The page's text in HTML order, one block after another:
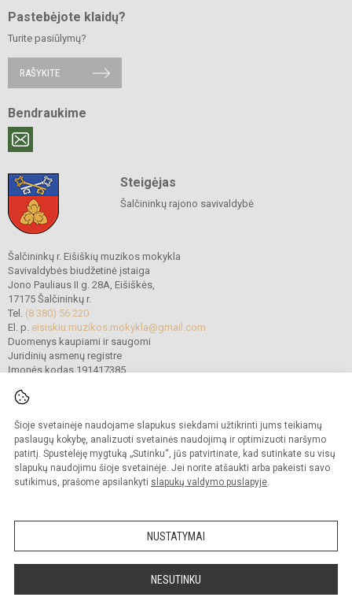
Šioje svetainėje naudojame slapukus siekdami užtikrinti jums teikiamų
paslaugų kokybę, analizuoti svetainės naudojimą ir optimizuoti naršymo
patirtį. Spustelėję mygtuką „Sutinku“, jūs patvirtinate, kad sutinkate su visų
slapukų naudojimu šioje svetainėje. Jei norite atšaukti arba pakeisti savo
sutikimus, prašome apsilankyti slapukų valdymo puslapyje.
NUSTATYMAI
NESUTINKU
Pastebėjote klaidų?
Turite pasiūlymų?
RAŠYKITE
Bendraukime
Steigėjas
Šalčininkų rajono savivaldybė
Šalčininkų r. Eišiškių muzikos mokykla
Savivaldybės biudžetinė įstaiga
Jono Pauliaus II g. 28A, Eišiškės,
17175 Šalčininkų r.
Tel. (8 380) 56 220
El. p. eisiskiu.muzikos.mokykla@gmail.com
Duomenys kaupiami ir saugomi
Juridinių asmenų registre
Įmonės kodas 191417385
© 2022. Šalčininkų r. Eišiškių muzikos mokykla. Visos teisės saugomos.
Kopijuoti turinį be raštiško mokyklos vadovybės sutikimo griežtai draudžiama.
Prieinamumo paraiška Slapukų politika
Sumanus būdas atnaujinti